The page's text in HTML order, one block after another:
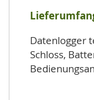
Datenlogger
Schloss,